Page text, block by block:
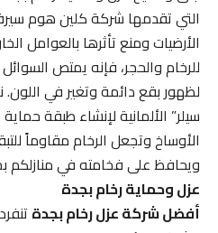
التي تقدمها شركة كلين هوم
الأرضيات ومنع تأثرها بالعوامل
للرخام والحجر، فإنه يمتص السوائل
لظهور بقع دائمة وتغير في اللون.
سيلر” الألمانية لإنشاء طبقة حماية
الأوساخ وتجعل الرخام مقاوماً
ويحافظ على فخامته في منازلكم
عزل وحماية رخام بجدة
أفضل شركة عزل رخام بجدةتنفرد